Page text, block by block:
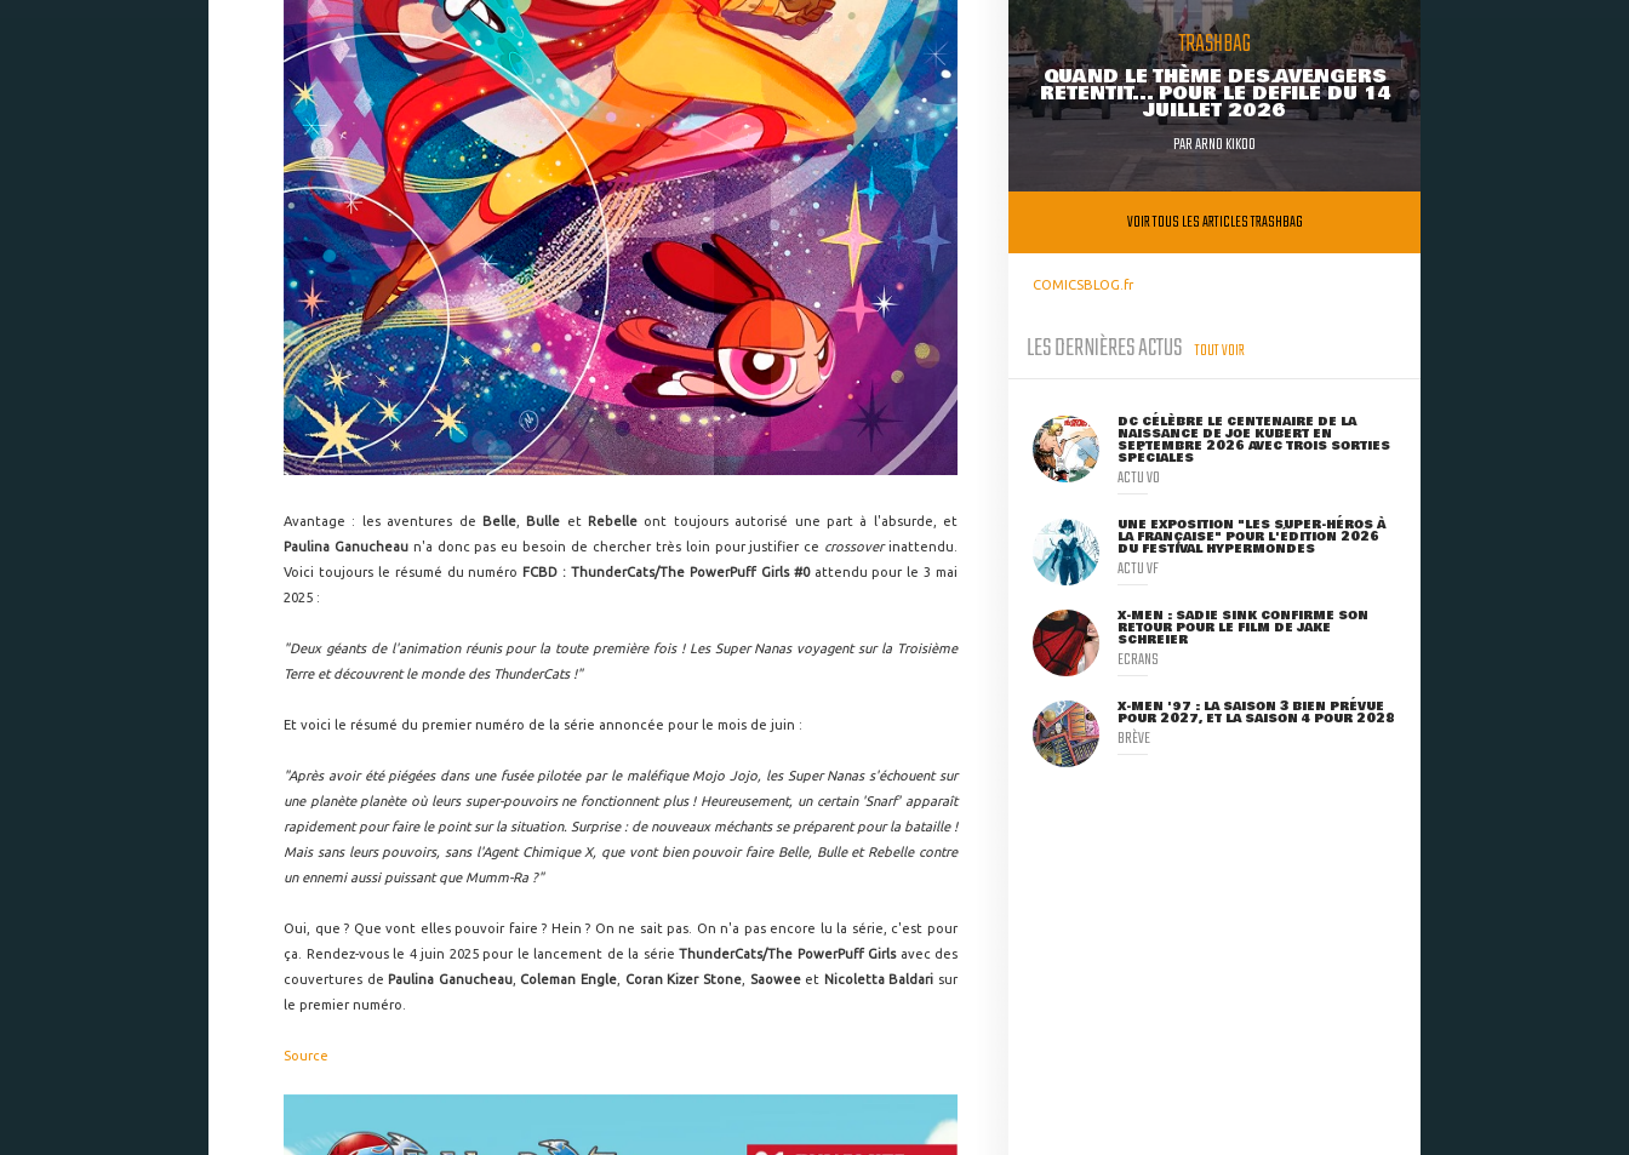
Avantage : les aventures de Belle, Bulle et Rebelle ont toujours autorisé une part à l'absurde, et
Paulina Ganucheaun'a donc pas eu besoin de chercher très loin pour justifier ce crossoverinattendu.
Voici toujours le résumé du numéro FCBD : ThunderCats/The PowerPuff Girls #0attendu pour le 3 mai
2025 :
"Deux géants de l'animation réunis pour la toute première fois ! Les Super Nanas voyagent sur la Troisième
Terre et découvrent le monde des ThunderCats !"
Et voici le résumé du premier numéro de la série annoncée pour le mois de juin :
"Après avoir été piégées dans une fusée pilotée par le maléfique Mojo Jojo, les Super Nanas s'échouent sur
une planète planète où leurs super-pouvoirs ne fonctionnent plus ! Heureusement, un certain 'Snarf' apparaît
rapidement pour faire le point sur la situation. Surprise : de nouveaux méchants se préparent pour la bataille !
Mais sans leurs pouvoirs, sans l'Agent Chimique X, que vont bien pouvoir faire Belle, Bulle et Rebelle contre
un ennemi aussi puissant que Mumm-Ra ?"
Oui, que ? Que vont elles pouvoir faire ? Hein ? On ne sait pas. On n'a pas encore lu la série, c'est pour
ça. Rendez-vous le 4 juin 2025 pour le lancement de la série ThunderCats/The PowerPuff Girlsavec des
couvertures de Paulina Ganucheau, Coleman Engle Coran Kizer Stone, Saowee et Nicoletta Baldari sur
le premier numéro.
Source
TRASHBAG
QUAND LE THÈME DES AVENGERS
RETENTIT... POUR LE DÉFILÉ DU 14
JUILLET 2026
PARARNO KIKOO
VOIR TOUS LES ARTICLES TRASHBAG
COMICSBLOG.fr
LES DERNIÈRES ACTUS TOUT VOIR
DC CÉLÈBRE LE CENTENAIRE DE LA
NAISSANCE DE JOE KUBERT EN
SEPTEMBRE 2026 AVEC TROIS SORTIES
SPÉCIALES
ACTU VO
UNE EXPOSITION "LES SUPER-HÉROS À
LA FRANÇAISE" POUR L'ÉDITION 2026
DU FESTIVAL HYPERMONDES
ACTU VF
X-MEN : SADIE SINK CONFIRME SON
RETOUR POUR LE FILM DE JAKE
SCHREIER
ECRANS
X-MEN '97 : LA SAISON 3 BIEN PRÉVUE
POUR 2027, ET LA SAISON 4 POUR 2028
BRÈVE